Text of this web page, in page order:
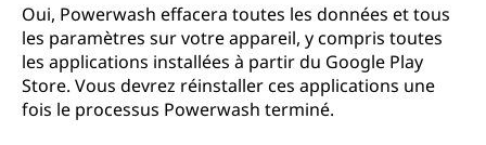
Oui, Powerwash effacera toutes les données et tous
les paramètres sur votre appareil, y compris toutes
les applications installées à partir du Google Play
Store. Vous devrez réinstaller ces applications une
fois le processus Powerwash terminé.